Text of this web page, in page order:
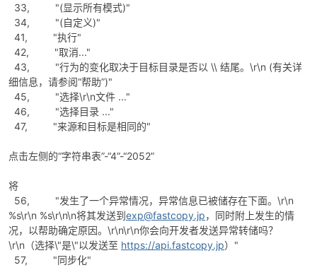
33, "(显示所有模式)"
34, "(自定义)"
41, "执行"
42, "取消..."
43, "行为的变化取决于目标目录是否以 \\ 结尾。\r\n (有关详
细信息，请参阅“帮助”)"
45, "选择\r\n文件 ..."
46, "选择目录 ..."
47, "来源和目标是相同的"
点击左侧的“字符串表”-“4”-“2052”
将
56, "发生了一个异常情况，异常信息已被储存在下面。\r\n
%s\r\n %s\r\n\n将其发送到exp@fastcopy.jp，同时附上发生的情
况，以帮助确定原因。\r\n\r\n你会向开发者发送异常转储吗？
\r\n（选择\"是\"以发送至 https://api.fastcopy.jp）"
57, "同步化"